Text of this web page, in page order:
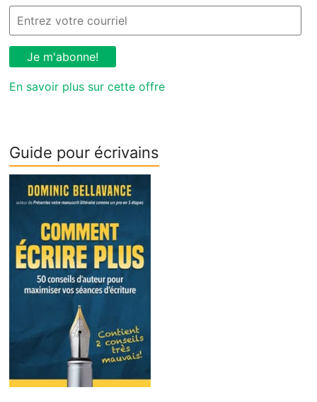
En savoir plus sur cette offre
Guide pour écrivains